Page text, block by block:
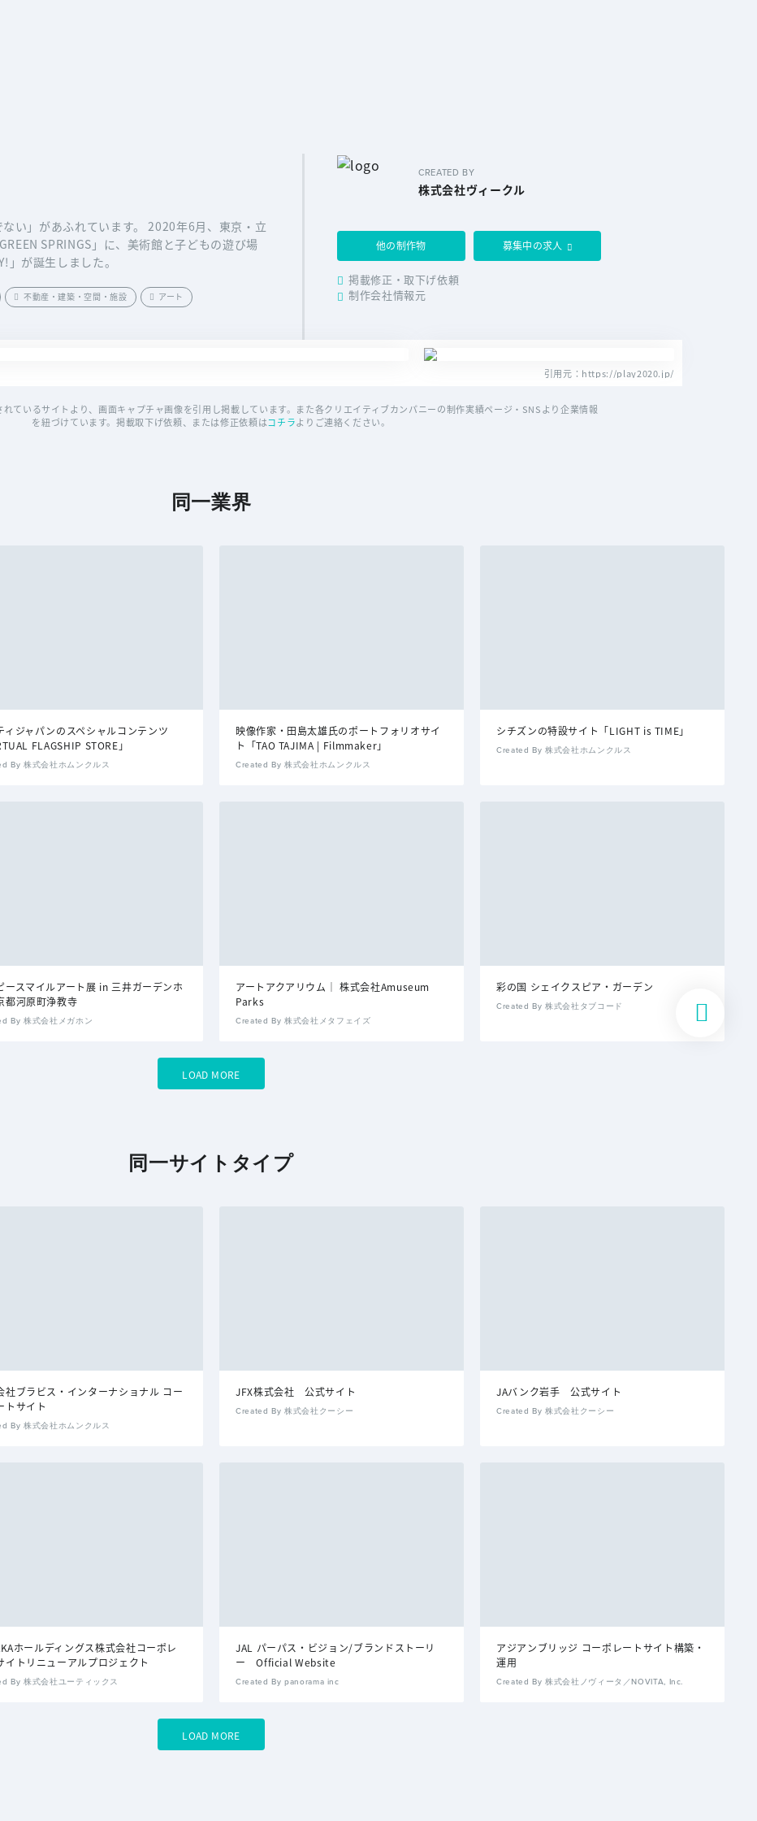
い」があふれています。 2020年6月、東京・立
SPRINGS」に、美術館と子どもの遊び場
が誕生しました。
不動産・建築・空間・施設 アート
CREATED BY
株式会社ヴィークル
他の制作物 募集中の求人
掲載修正・取下げ依頼
制作会社情報元
引用元：https://play2020.jp/
ているサイトより、画面キャプチャ画像を引用し掲載しています。また各クリエイティブカンパニーの制作実績ページ・SNSより企業情報
を紐づけています。掲載取下げ依頼、または修正依頼はコチラよりご連絡ください。
同一業界
ィジャパンのスペシャルコンテンツ
FLAGSHIP STORE」
By 株式会社ホムンクルス
映像作家・田島太雄氏のポートフォリオサイ
ト「TAO TAJIMA | Filmmaker」
Created By 株式会社ホムンクルス
シチズンの特設サイト「LIGHT is TIME」
Created By 株式会社ホムンクルス
ースマイルアート展 in 三井ガーデンホ
都河原町浄教寺
By 株式会社メガホン
アートアクアリウム｜ 株式会社Amuseum
Parks
Created By 株式会社メタフェイズ
彩の国 シェイクスピア・ガーデン
Created By 株式会社タブコード
LOAD MORE
同一サイトタイプ
社ブラビス・インターナショナル コー
トサイト
By 株式会社ホムンクルス
JFX株式会社 公式サイト
Created By 株式会社クーシー
JAバンク岩手 公式サイト
Created By 株式会社クーシー
ホールディングス株式会社コーポレ
イトリニューアルプロジェクト
By 株式会社ユーティックス
JAL パーパス・ビジョン/ブランドストーリ
ー Official Website
Created By panorama inc
アジアンブリッジ コーポレートサイト構築・
運用
Created By 株式会社ノヴィータ／NOVITA, Inc.
LOAD MORE